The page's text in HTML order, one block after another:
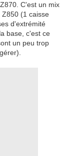
C'est un mix
(1 caisse
d'extrémité
base, c'est ce
un peu trop